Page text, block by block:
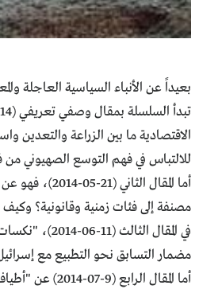
بعيداً عن الأنباء السياسية العاجلة
الاقتصادية ما بين الزراعة والتعدين
للالتباس في فهم التوسع الصهيوني من
أما المقال
مصنفة إلى فئات زمنية وقانونية؟
في المقال
مضمار التسابق نحو التطبيع مع